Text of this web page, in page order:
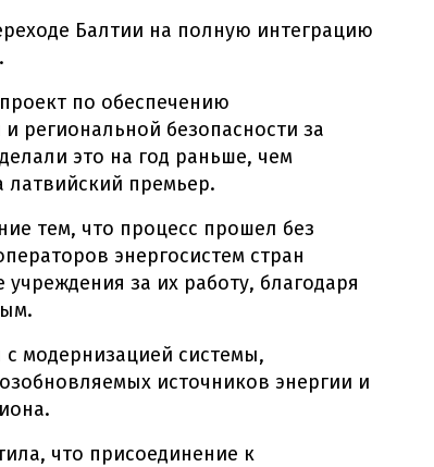
Балтии на полную интеграцию
по обеспечению
региональной безопасности за
это на год раньше, чем
латвийский премьер.
тем, что процесс прошел без
энергосистем стран
за их работу, благодаря
модернизацией системы,
источников энергии и
что присоединение к